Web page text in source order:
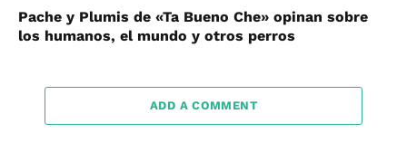
Pache y Plumis de «Ta Bueno Che» opinan sobre
los humanos, el mundo y otros perros
ADD A COMMENT